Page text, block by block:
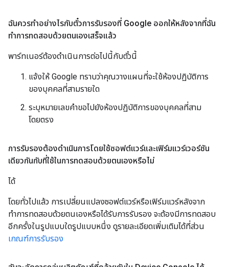
ฉันควรทำอย่างไรกับตั๋วการรับรองที่ Google ออกให้หลังจากที่ฉัน
ทำการทดสอบด้วยตนเองเสร็จแล้ว
พาร์ทเนอร์ต้องดำเนินการต่อไปนี้กับตั๋วนี้
แจ้งให้ Google ทราบว่าคุณวางแผนที่จะใช้ห้องปฏิบัติการ
ของบุคคลที่สามรายใด
ระบุหมายเลขคำขอไปยังห้องปฏิบัติการของบุคคลที่สาม
โดยตรง
การรับรองต้องดำเนินการโดยใช้ซอฟต์แวร์และเฟิร์มแวร์เวอร์ชัน
เดียวกันกับที่ใช้ในการทดสอบด้วยตนเองหรือไม่
ได้
โดยทั่วไปแล้ว การเปลี่ยนแปลงซอฟต์แวร์หรือเฟิร์มแวร์หลังจาก
ทำการทดสอบด้วยตนเองหรือได้รับการรับรอง จะต้องมีการทดสอบ
อีกครั้งในรูปแบบใดรูปแบบหนึ่ง ดูรายละเอียดเพิ่มเติมได้ที่ส่วน
เกณฑ์การรับรอง